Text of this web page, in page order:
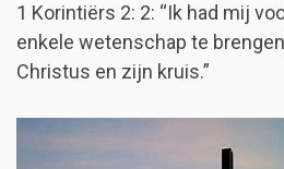
1 Korintiërs 2: 2: “Ik had mij
enkele wetenschap te
Christus en zijn kruis.”